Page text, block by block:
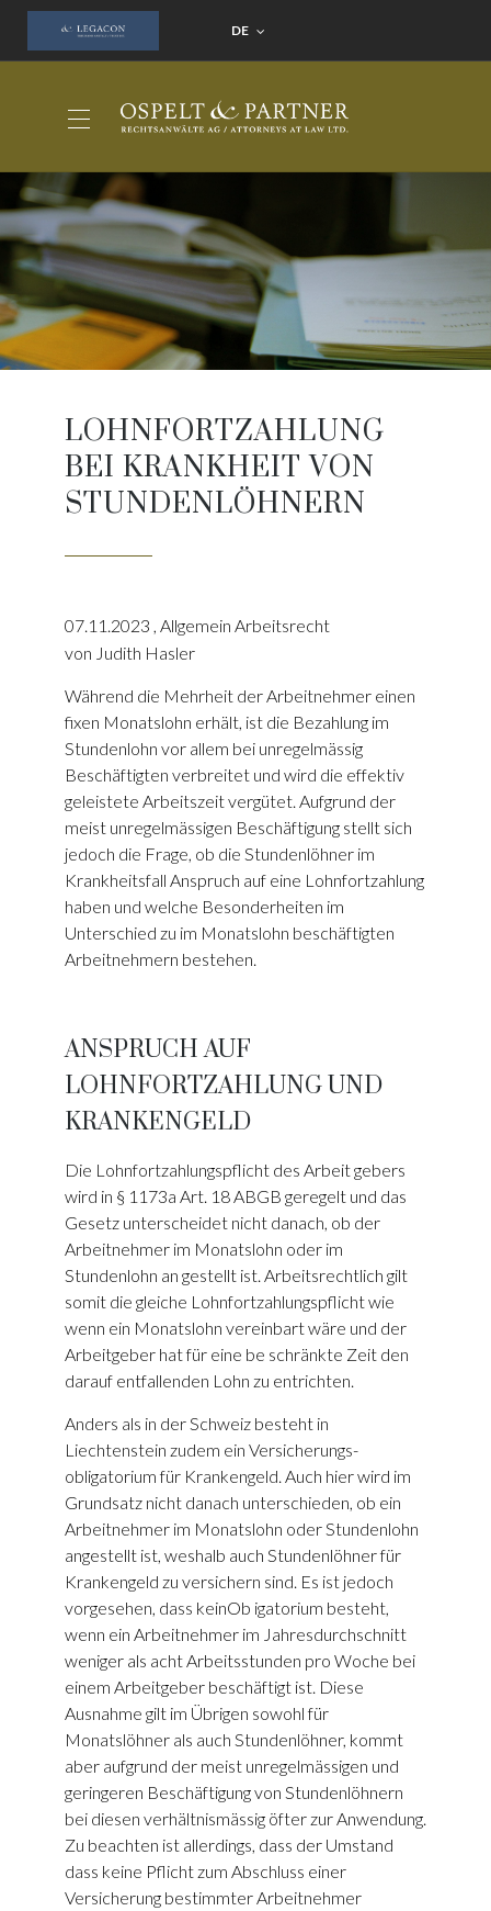
DE
LOHNFORTZAHLUNG
BEI KRANKHEIT VON
STUNDENLÖHNERN
07.11.2023 , Allgemein Arbeitsrecht
von Judith Hasler
Während die Mehrheit der Arbeitnehmer einen
fixen Monatslohn erhält, ist die Bezahlung im
Stundenlohn vor allem bei unregelmässig
Beschäftigten verbreitet und wird die effektiv
geleistete Arbeitszeit vergütet. Aufgrund der
meist unregelmässigen Beschäftigung stellt sich
jedoch die Frage, ob die Stundenlöhner im
Krankheitsfall Anspruch auf eine Lohnfortzahlung
haben und welche Besonderheiten im
Unterschied zu im Monatslohn beschäftigten
Arbeitnehmern bestehen.
ANSPRUCH AUF
LOHNFORTZAHLUNG UND
KRANKENGELD
Die Lohnfortzahlungspflicht des Arbeit­ gebers
wird in § 1173a Art. 18 ABGB geregelt und das
Gesetz unterscheidet nicht danach, ob der
Arbeitnehmer im Monatslohn oder im
Stundenlohn an­ gestellt ist. Arbeitsrechtlich gilt
somit die gleiche Lohnfortzahlungspflicht wie
wenn ein Monatslohn vereinbart wäre und der
Arbeitgeber hat für eine be­ schränkte Zeit den
darauf entfallenden Lohn zu entrichten.
Anders als in der Schweiz besteht in
Liechtenstein zudem ein Versicherungs­
obligatorium für Krankengeld. Auch hier wird im
Grundsatz nicht danach unterschieden, ob ein
Arbeitnehmer im Monatslohn oder Stundenlohn
ange­stellt ist, weshalb auch Stundenlöhner für
Krankengeld zu versichern sind. Es ist jedoch
vorgesehen, dass keinOb­ igatorium besteht,
wenn ein Arbeit­nehmer im Jahresdurchschnitt
weniger als acht Arbeitsstunden pro Woche bei
einem Arbeitgeber beschäftigt ist. Diese
Ausnahme gilt im Übrigen sowohl für
Monatslöhner als auch Stundenlöhner, kommt
aber aufgrund der meist unregel­mässigen und
geringeren Beschäftigung von Stundenlöhnern
bei diesen verhält­nismässig öfter zur Anwendung.
Zu beachten ist allerdings, dass der Umstand
dass keine Pflicht zum Abschluss einer
Versicherung bestimmter Arbeitneh­mer